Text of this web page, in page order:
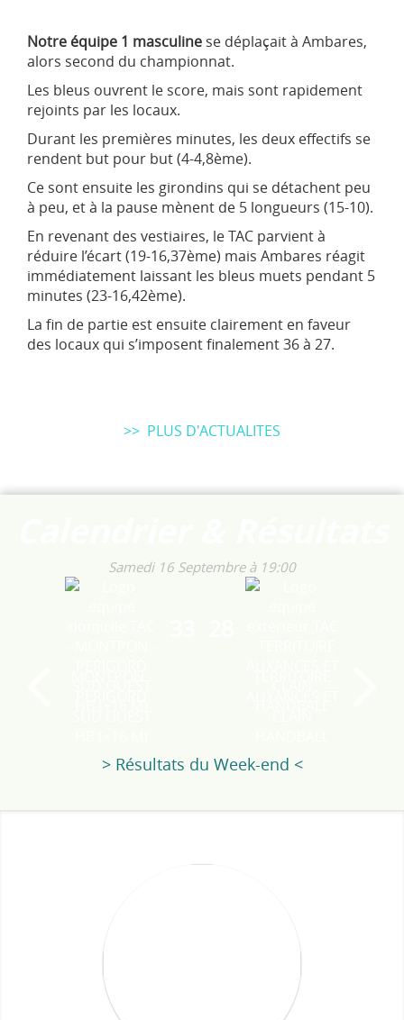
Notre équipe 1 masculine se déplaçait à Ambares,
alors second du championnat.
Les bleus ouvrent le score, mais sont rapidement
rejoints par les locaux.
Durant les premières minutes, les deux effectifs se
rendent but pour but (4-4,8ème).
Ce sont ensuite les girondins qui se détachent peu
à peu, et à la pause mènent de 5 longueurs (15-10).
En revenant des vestiaires, le TAC parvient à
réduire l’écart (19-16,37ème) mais Ambares réagit
immédiatement laissant les bleus muets pendant 5
minutes (23-16,42ème).
La fin de partie est ensuite clairement en faveur
des locaux qui s’imposent finalement 36 à 27.
>> PLUS D'ACTUALITES
Samedi 16 Septembreà 19:00
> Résultats du Week-end <